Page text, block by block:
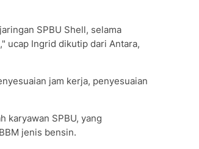
SPBU Shell, selama
ucap Ingrid dikutip dari Antara,
jam kerja, penyesuaian
karyawan SPBU, yang
jenis bensin.